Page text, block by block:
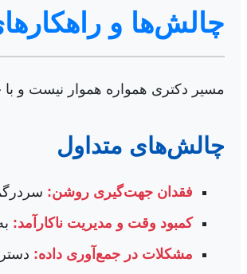
چالش‌ها و
مسیر دکتری همواره هموار نیست و
چالش‌های متداول
فقدان جهت‌گیری روشن:
کمبود وقت و مدیریت ناکارآمد:
مشکلات در جمع‌آوری داده: